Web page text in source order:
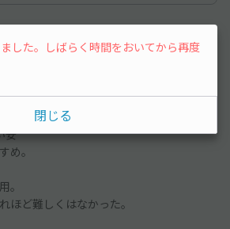
安
め。
。
ほど難しくはなかった。
した。しばらく時間をおいてから再度
閉じる